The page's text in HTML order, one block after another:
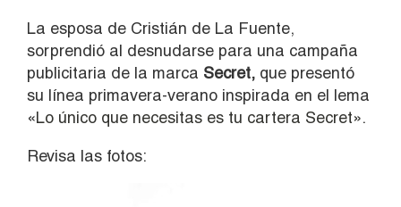
La esposa de Cristián de La Fuente,
sorprendió al desnudarse para una campaña
publicitaria de la marca Secret, que presentó
su línea primavera-verano inspirada en el lema
«Lo único que necesitas es tu cartera Secret».
Revisa las fotos: